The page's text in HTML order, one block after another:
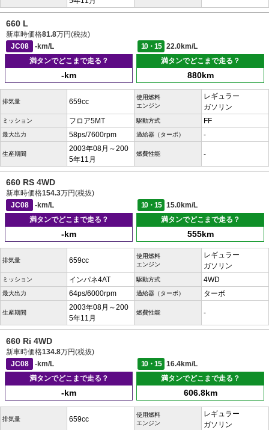
660 L
新車時価格81.8万円(税抜)
JC08
-km/L 10・15
22.0km/L
満タンでどこまで走る？
-km
満タンでどこまで走る？
880km
排気量 659cc
使用燃料
エンジン
レギュラー
ガソリン
ミッション フロア5MT 駆動方式 FF
最大出力 58ps/7600rpm 過給器（ターボ） -
生産期間
2003年08月～200
5年11月
燃費性能 -
660 RS 4WD
新車時価格154.3万円(税抜)
JC08
-km/L 10・15
15.0km/L
満タンでどこまで走る？
-km
満タンでどこまで走る？
555km
排気量 659cc
使用燃料
エンジン
レギュラー
ガソリン
ミッション インパネ4AT 駆動方式 4WD
最大出力 64ps/6000rpm 過給器（ターボ） ターボ
生産期間
2003年08月～200
5年11月
燃費性能 -
660 Ri 4WD
新車時価格134.8万円(税抜)
JC08
-km/L 10・15
16.4km/L
満タンでどこまで走る？
-km
満タンでどこまで走る？
606.8km
排気量 659cc
使用燃料
エンジン
レギュラー
ガソリン